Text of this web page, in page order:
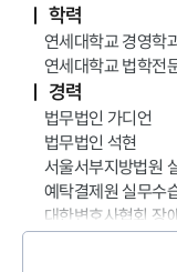
학력
연세대학교 경영학
연세대학교 법학전
경력
법무법인 가디언
법무법인 석현
서울서부지방법원
예탁결제원 실무수
대한변호사협회 장
서울지방변호사회